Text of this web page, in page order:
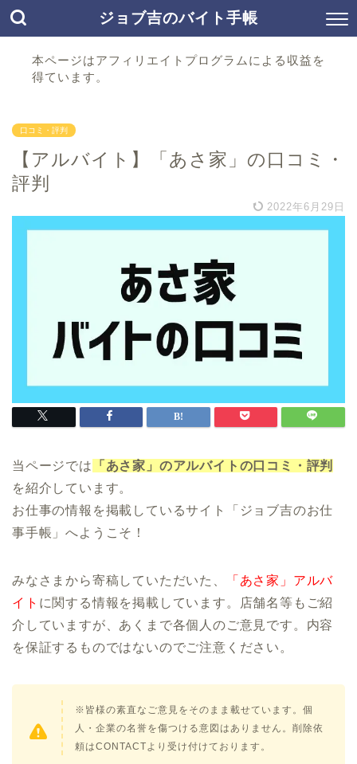
ジョブ吉のバイト手帳
本ページはアフィリエイトプログラムによる収益を
得ています。
口コミ・評判
【アルバイト】「あさ家」の口コミ・
評判
2022年6月29日
当ページでは
「あさ家」のアルバイトの口コミ・評判
を紹介しています。
お仕事の情報を掲載しているサイト「ジョブ吉のお仕
事手帳」へようこそ！
みなさまから寄稿していただいた、
「あさ家」アルバ
イト に関する情報を掲載しています。店舗名等もご紹
介していますが、あくまで各個人のご意見です。内容
を保証するものではないのでご注意ください。
※皆様の素直なご意見をそのまま載せています。個
人・企業の名誉を傷つける意図はありません。削除依
頼はCONTACTより受け付けております。